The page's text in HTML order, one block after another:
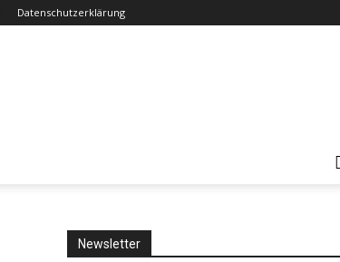
Datenschutzerklärung
Newsletter